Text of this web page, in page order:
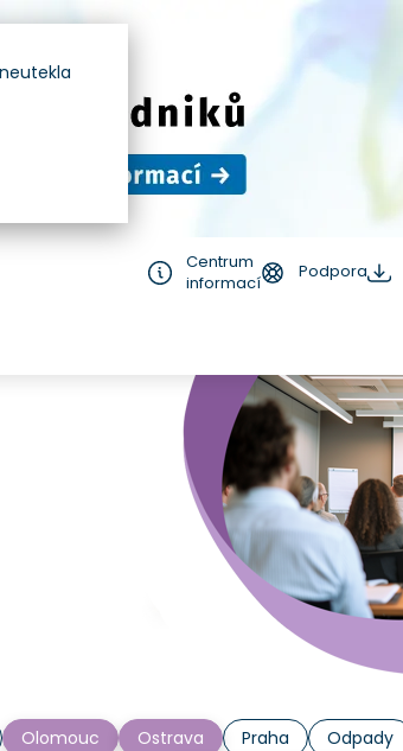
Centrum
informací
Podpora
Olomouc Ostrava Praha Odpady